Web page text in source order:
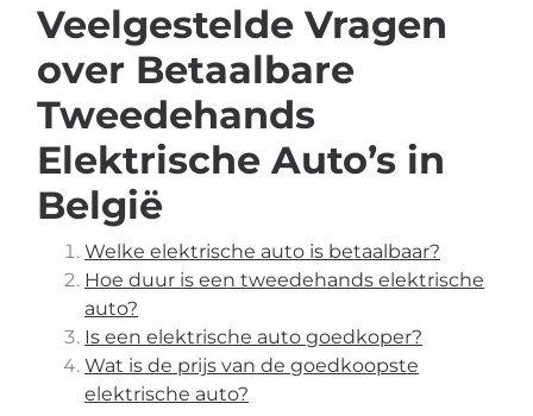
Veelgestelde Vragen
over Betaalbare
Tweedehands
Elektrische Auto’s in
België
Welke elektrische auto is betaalbaar?
Hoe duur is een tweedehands elektrische
auto?
Is een elektrische auto goedkoper?
Wat is de prijs van de goedkoopste
elektrische auto?